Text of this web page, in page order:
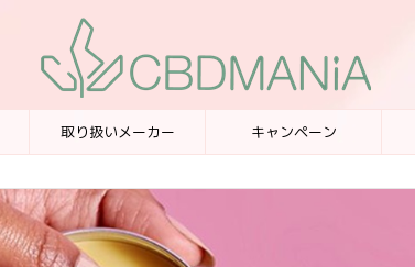
取り扱いメーカー キャンペーン